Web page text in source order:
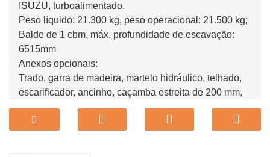
ISUZU, turboalimentado.
Peso líquido: 21.300 kg, peso operacional: 21.500 kg;
Balde de 1 cbm, máx. profundidade de escavação:
6515mm
Anexos opcionais:
Trado, garra de madeira, martelo hidráulico, telhado,
escarificador, ancinho, caçamba estreita de 200 mm,
caçamba padrão de 380 mm, caçamba de
nivelamento de 500 mm, caçamba de nivelamento de